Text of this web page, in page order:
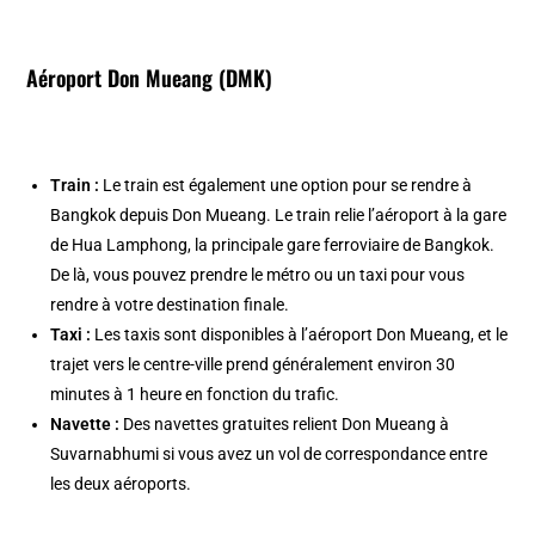
Aéroport Don Mueang (DMK)
Train : Le train est également une option pour se rendre à
Bangkok depuis Don Mueang. Le train relie l’aéroport à la gare
de Hua Lamphong, la principale gare ferroviaire de Bangkok.
De là, vous pouvez prendre le métro ou un taxi pour vous
rendre à votre destination finale.
Taxi : Les taxis sont disponibles à l’aéroport Don Mueang, et le
trajet vers le centre-ville prend généralement environ 30
minutes à 1 heure en fonction du trafic.
Navette : Des navettes gratuites relient Don Mueang à
Suvarnabhumi si vous avez un vol de correspondance entre
les deux aéroports.